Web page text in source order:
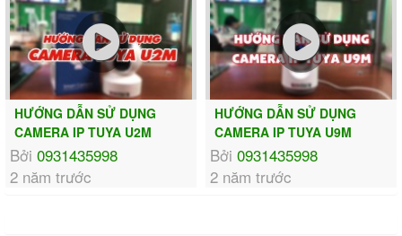
HƯỚNG DẪN SỬ DỤNG
CAMERA IP TUYA U2M
Bởi 0931435998
2 năm trước
HƯỚNG DẪN SỬ DỤNG
CAMERA IP TUYA U9M
Bởi 0931435998
2 năm trước